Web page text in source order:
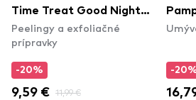
Time Treat Good Nights
Sleep
Peelingy a exfoliačné
prípravky
-20%
9,59 € 11,99 €
-